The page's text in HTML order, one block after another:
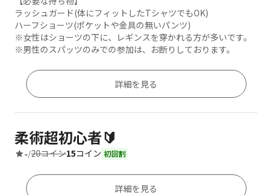
ラッシュガード(体にフィットしたTシャツでもOK)
ハーフショーツ(ポケットや金具の無いパンツ)
※女性はショーツの下に、レギンスを穿かれる方が多いです。
※男性のスパッツのみでの参加は、お断りしております。
詳細を見る
柔術超初心者🔰
-/20コイン15コイン 初回割
詳細を見る